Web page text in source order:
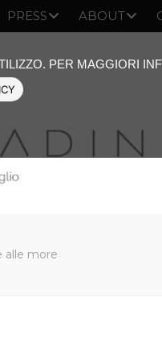
PRESS ABOUT
alle more
PER MAGGIORI